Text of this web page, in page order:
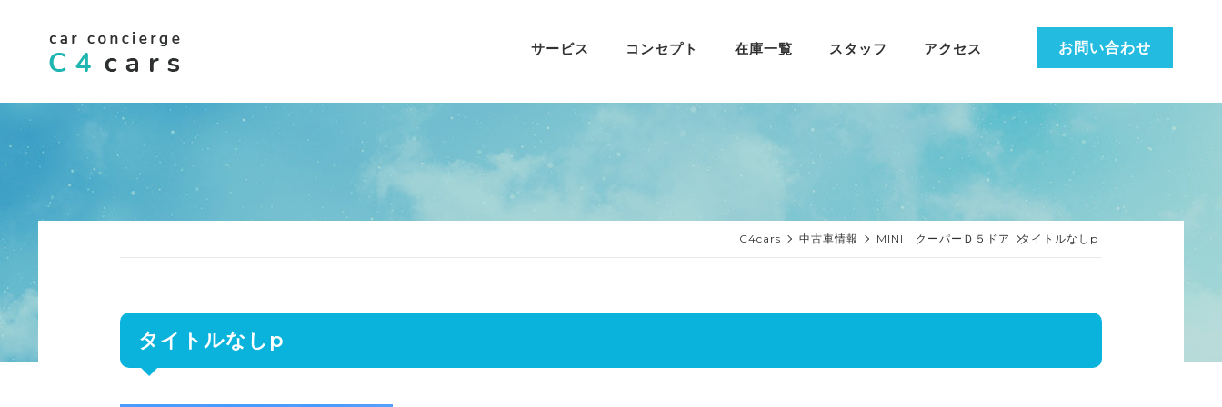
サービス コンセプト 在庫一覧 スタッフ アクセス お問い合わせ
C4cars 中古車情報 MINI クーパーＤ５ドア タイトルなしp
タイトルなしp